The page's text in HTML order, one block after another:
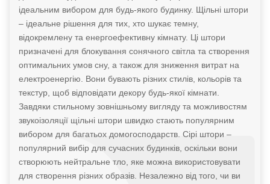
ідеальним вибором для будь-якого будинку. Щільні штори
– ідеальне рішення для тих, хто шукає темну,
відокремлену та енергоефективну кімнату. Ці штори
призначені для блокування сонячного світла та створення
оптимальних умов сну, а також для зниження витрат на
електроенергію. Вони бувають різних стилів, кольорів та
текстур, щоб відповідати декору будь-якої кімнати.
Завдяки стильному зовнішньому вигляду та можливостям
звукоізоляції щільні штори швидко стають популярним
вибором для багатьох домогосподарств. Сірі штори –
популярний вибір для сучасних будинків, оскільки вони
створюють нейтральне тло, яке можна використовувати
для створення різних образів. Незалежно від того, чи ви